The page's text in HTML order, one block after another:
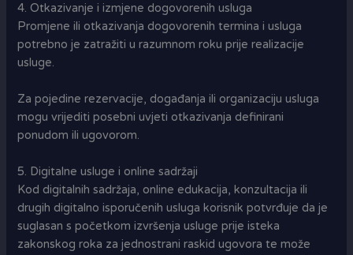
4. Otkazivanje i izmjene dogovorenih usluga
Promjene ili otkazivanja dogovorenih termina i usluga
potrebno je zatražiti u razumnom roku prije realizacije
usluge.
Za pojedine rezervacije, događanja ili organizaciju usluga
mogu vrijediti posebni uvjeti otkazivanja definirani
ponudom ili ugovorom.
5. Digitalne usluge i online sadržaji
Kod digitalnih sadržaja, online edukacija, konzultacija ili
drugih digitalno isporučenih usluga korisnik potvrđuje da je
suglasan s početkom izvršenja usluge prije isteka
zakonskog roka za jednostrani raskid ugovora te može